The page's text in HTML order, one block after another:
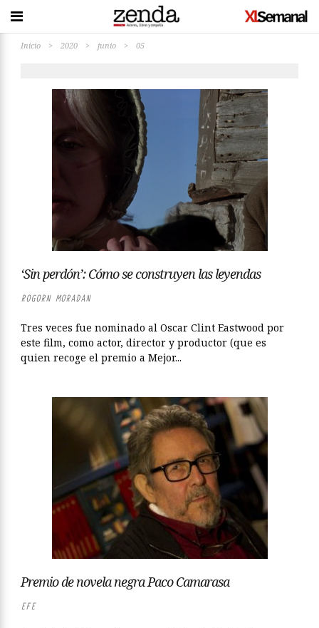
Inicio > 2020 > junio > 05
‘Sin perdón’: Cómo se construyen las leyendas
ROGORN MORADAN
Tres veces fue nominado al Oscar Clint Eastwood por
este film, como actor, director y productor (que es
quien recoge el premio a Mejor...
Premio de novela negra Paco Camarasa
EFE